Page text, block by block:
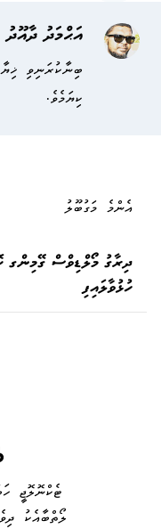
އަޙްމަދު ދާއޫދު
ބިނާކުރަނިވި
ކިޔަމެވެ.
އެންމެ މަގުބޫލު
ހުޅުވާލައިފި
ޓެކްނޮލޮޖީ
ލޯތްބާއެކު